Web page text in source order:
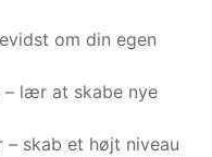
om din egen
– lær at skabe nye
– skab et højt niveau